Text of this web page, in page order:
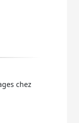
chez